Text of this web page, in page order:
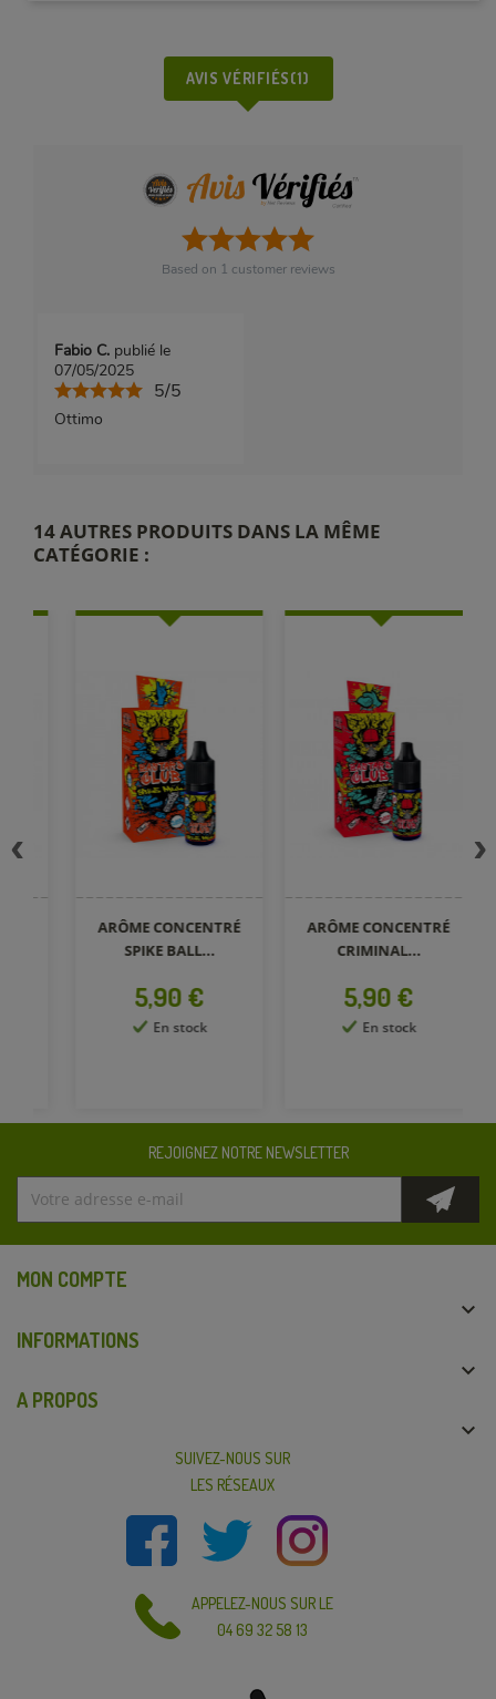
AVIS VÉRIFIÉS(1)
Based on 1 customer reviews
Fabio C. publié le
07/05/2025
5/5
Ottimo
14 AUTRES PRODUITS DANS LA MÊME
CATÉGORIE :
ARÔME CONCENTRÉ
SPIKE BALL...
5,90 €
En stock
ARÔME CONCENTRÉ
CRIMINAL...
5,90 €
En stock
REJOIGNEZ NOTRE NEWSLETTER
MON COMPTE

INFORMATIONS

A PROPOS

SUIVEZ-NOUS SUR
LES RÉSEAUX
APPELEZ-NOUS SUR LE
04 69 32 58 13